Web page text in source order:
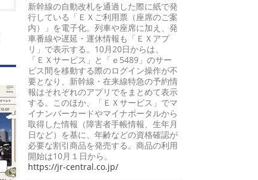
新幹線の自動改札を通過した際に紙で発
行している「ＥＸご利用票（座席のご案
内）」を電子化。列車や座席に加え、発
車番線や遅延・運休情報も「ＥＸアプ
リ」で表示する。10月20日からは、
「ＥＸサービス」と「ｅ5489」のサー
ビス間を移動する際のログイン操作が不
要となり、新幹線・在来線特急の予約情
報はそれぞれのアプリでをまとめて表示
する。このほか、「ＥＸサービス」でマ
イナンバーカードやマイナポータルから
取得した情報（障害者手帳情報、生年月
日など）を基に、年齢などの資格確認が
必要な割引商品を発売する。商品の利用
開始は10月１日から。
https://jr-central.co.jp/